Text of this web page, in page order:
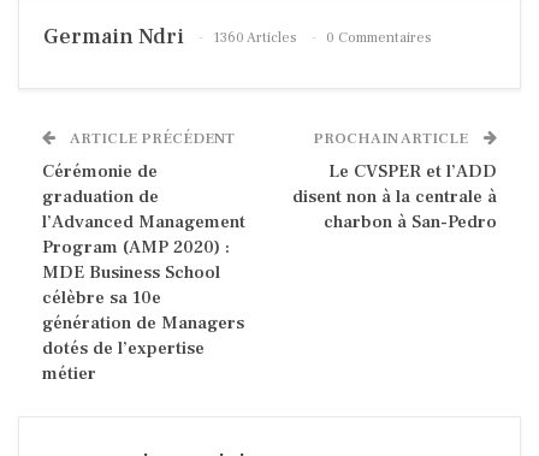
Germain Ndri 1360 Articles 0 Commentaires
ARTICLE PRÉCÉDENT
Cérémonie de
graduation de
l’Advanced Management
Program (AMP 2020) :
MDE Business School
célèbre sa 10e
génération de Managers
dotés de l’expertise
métier
PROCHAIN ARTICLE
Le CVSPER et l’ADD
disent non à la centrale à
charbon à San-Pedro